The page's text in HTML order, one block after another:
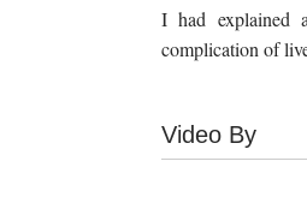
I had explained
complication of
Video By